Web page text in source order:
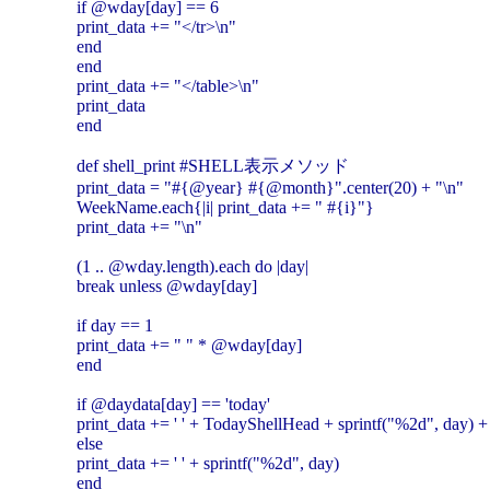
if @wday[day] == 6
print_data += "</tr>\n"
end
end
print_data += "</table>\n"
print_data
end
def shell_print #SHELL表示メソッド
print_data = "#{@year} #{@month}".center(20) + "\n"
WeekName.each{|i| print_data += " #{i}"}
print_data += "\n"
(1 .. @wday.length).each do |day|
break unless @wday[day]
if day == 1
print_data += " " * @wday[day]
end
if @daydata[day] == 'today'
print_data += ' ' + TodayShellHead + sprintf("%2d", day)
else
print_data += ' ' + sprintf("%2d", day)
end